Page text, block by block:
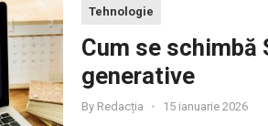
Tehnologie
Cum se schimbă
generative
By Redacția • 15 ianuarie 2026